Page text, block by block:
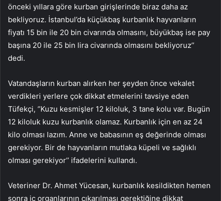
önceki yıllara göre kurban girişlerinde biraz daha az
bekliyoruz. İstanbul’da küçükbaş kurbanlık hayvanların
fiyatı 15 bin ile 20 bin civarında olmasını, büyükbaş ise pay
başına 20 ile 25 bin lira civarında olmasını bekliyoruz’’
dedi.
Vatandaşların kurban alırken her şeyden önce vekalet
verdikleri yerlere çok dikkat etmelerini tavsiye eden
Tüfekçi, ‘’Kuzu kesmişler 12 kiloluk, 3 tane kolu var. Bugün
12 kiloluk kuzu kurbanlık olamaz. Kurbanlık için en az 24
kilo olması lazım. Anne ve babasının eş değerinde olması
gerekiyor. Bir de hayvanların mutlaka küpeli ve sağlıklı
olması gerekiyor’’ ifadelerini kullandı.
Veteriner Dr. Ahmet Yücesan, kurbanlık kesildikten hemen
sonra iç organlarının çıkarılması gerektiğine dikkat